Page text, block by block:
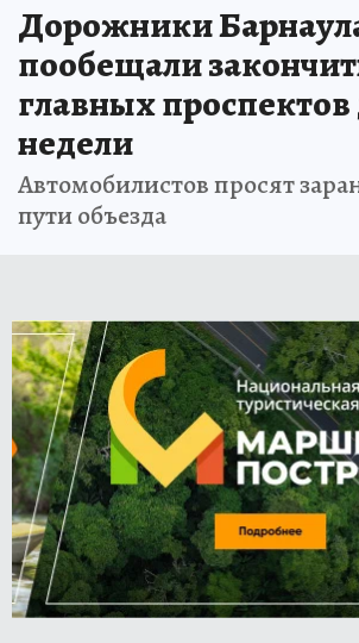
Дорожники
пообещали
главных
недели
Автомобилистов просят
пути объезда